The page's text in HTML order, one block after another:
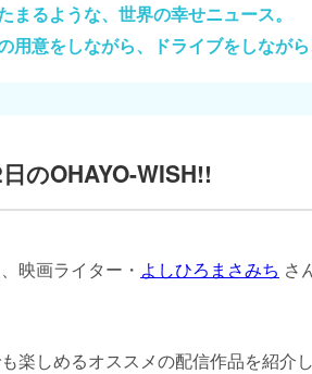
まるような、世界の幸せニュース。
用意をしながら、ドライブをしなが
のOHAYO-WISH!!
映画ライター・ よしひろまさみち さ
楽しめるオススメの配信作品を紹介